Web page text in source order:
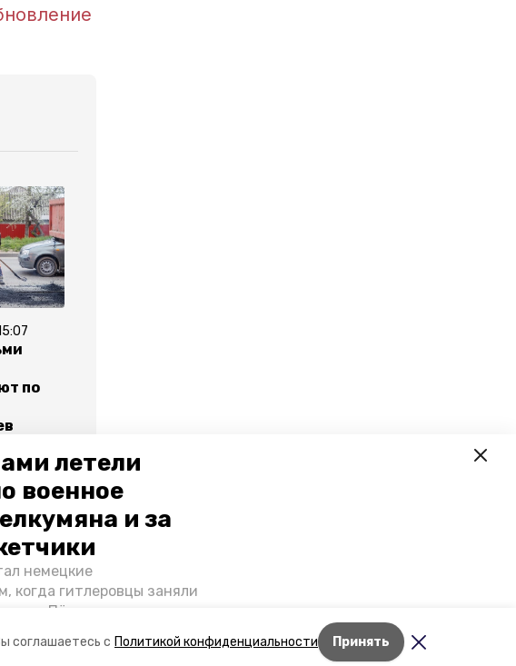
соглашаетесь с Политикой конфиденциальности Принять
летели
военное
и за
немецкие
когда гитлеровцы заняли
чем Пётр помог
Лента новостей
по
ск